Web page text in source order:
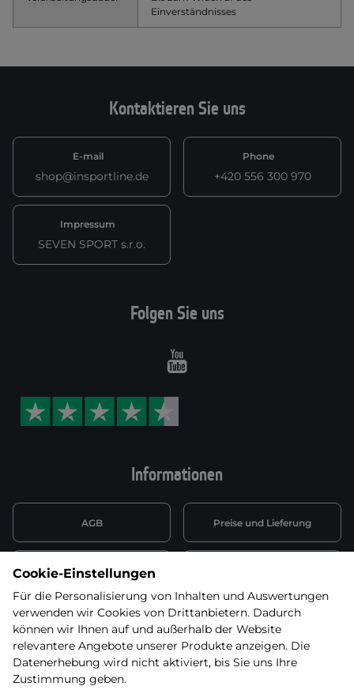
Einverständnisses
Kontaktieren Sie uns
E-mail
shop@insportline.de
Phone
+420 556 300 970
Impressum
SEVEN SPORT s.r.o.
Informationen
AGB Preise und Lieferung
Datenschutzerklärung
Wiederufsbelehrung mit Link
zum Formular
Batterieentsorgung
Informationen zu Elektro-
und Elektonikgeräten
Widerruf erklären
Folgen Sie uns
Youtube
Cookie-Einstellungen
Für die Personalisierung von Inhalten und Auswertungen
verwenden wir Cookies von Drittanbietern. Dadurch
können wir Ihnen auf und außerhalb der Website
relevantere Angebote unserer Produkte anzeigen. Die
Datenerhebung wird nicht aktiviert, bis Sie uns Ihre
Zustimmung geben.